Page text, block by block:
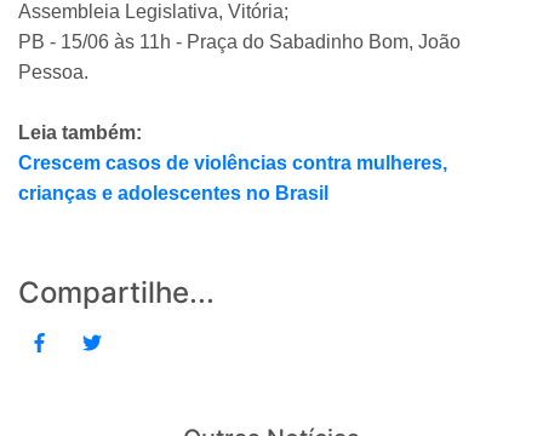
Assembleia Legislativa, Vitória;
PB - 15/06 às 11h - Praça do Sabadinho Bom, João
Pessoa.
Leia também:
Crescem casos de violências contra mulheres,
crianças e adolescentes no Brasil
Compartilhe...